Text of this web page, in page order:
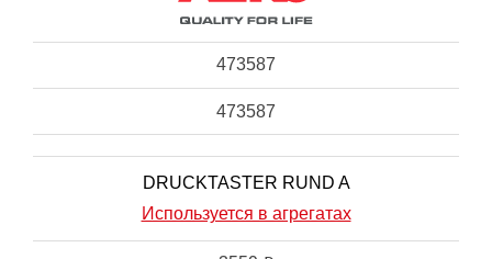
473587
473587
DRUCKTASTER RUND A
Используется в агрегатах